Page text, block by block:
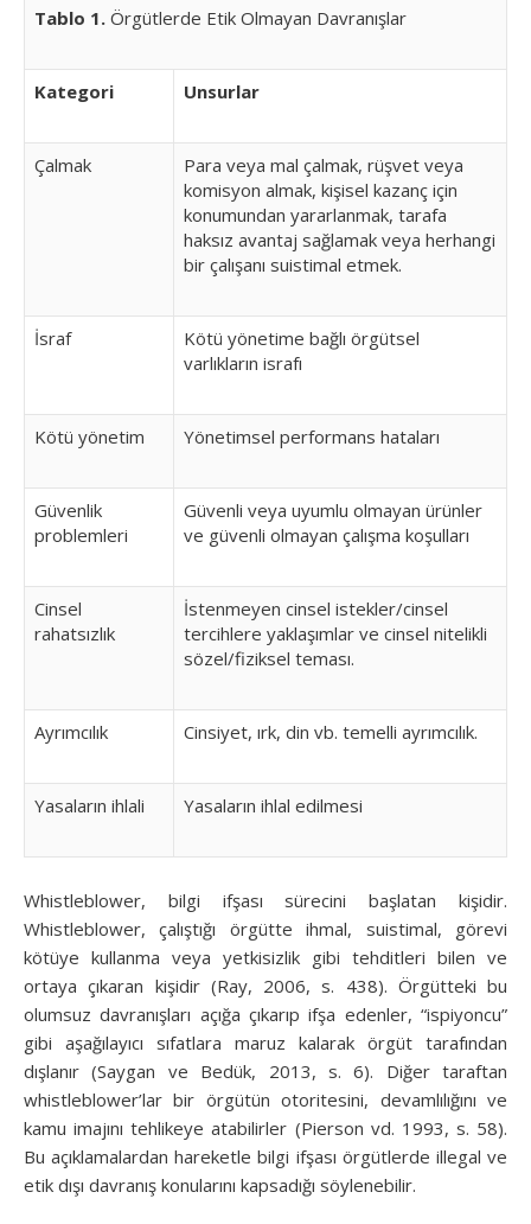
Tablo 1. Örgütlerde Etik Olmayan Davranışlar
Kategori Unsurlar
Çalmak
Para veya mal çalmak, rüşvet veya
komisyon almak, kişisel kazanç için
konumundan yararlanmak, tarafa
haksız avantaj sağlamak veya herhangi
bir çalışanı suistimal etmek.
İsraf
Kötü yönetime bağlı örgütsel
varlıkların israfı
Kötü yönetim Yönetimsel performans hataları
Güvenlik
problemleri
Güvenli veya uyumlu olmayan ürünler
ve güvenli olmayan çalışma koşulları
Cinsel
rahatsızlık
İstenmeyen cinsel istekler/cinsel
tercihlere yaklaşımlar ve cinsel nitelikli
sözel/fiziksel teması.
Ayrımcılık Cinsiyet, ırk, din vb. temelli ayrımcılık.
Yasaların ihlali Yasaların ihlal edilmesi
Whistleblower, bilgi ifşası sürecini başlatan kişidir.
Whistleblower, çalıştığı örgütte ihmal, suistimal, görevi
kötüye kullanma veya yetkisizlik gibi tehditleri bilen ve
ortaya çıkaran kişidir (Ray, 2006, s. 438). Örgütteki bu
olumsuz davranışları açığa çıkarıp ifşa edenler, “ispiyoncu”
gibi aşağılayıcı sıfatlara maruz kalarak örgüt tarafından
dışlanır (Saygan ve Bedük, 2013, s. 6). Diğer taraftan
whistleblower’lar bir örgütün otoritesini, devamlılığını ve
kamu imajını tehlikeye atabilirler (Pierson vd. 1993, s. 58).
Bu açıklamalardan hareketle bilgi ifşası örgütlerde illegal ve
etik dışı davranış konularını kapsadığı söylenebilir.